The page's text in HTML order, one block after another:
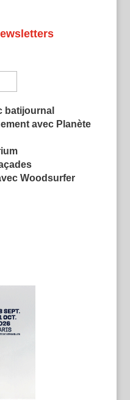
batijournal
avec Planète
Woodsurfer